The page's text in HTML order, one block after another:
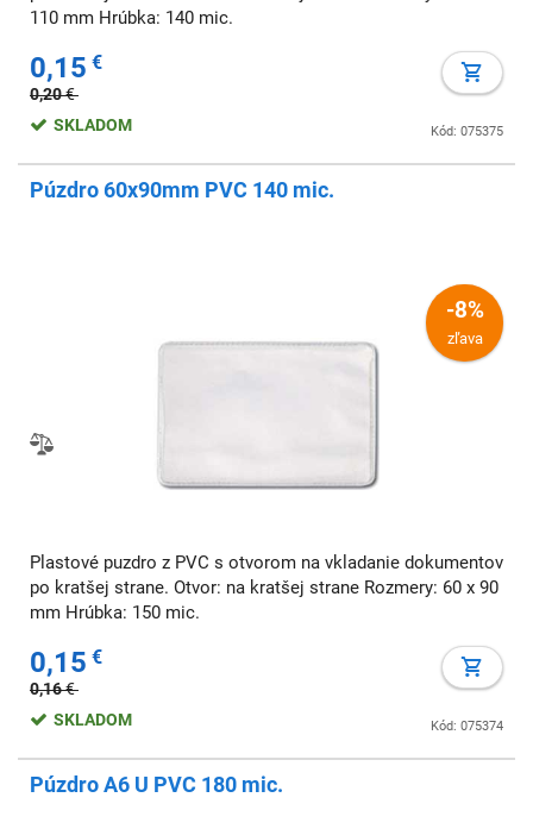
110 mm Hrúbka: 140 mic.
0,15 €
0,20€
Kód: 075375
SKLADOM
Púzdro 60x90mm PVC 140 mic.
-8%
zľava
Plastové puzdro z PVC s otvorom na vkladanie dokumentov
po kratšej strane. Otvor: na kratšej strane Rozmery: 60 x 90
mm Hrúbka: 150 mic.
0,15 €
0,16€
Kód: 075374
SKLADOM
Púzdro A6 U PVC 180 mic.